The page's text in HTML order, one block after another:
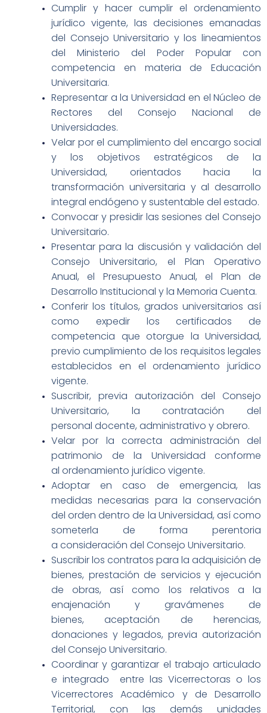
Cumplir y hacer cumplir el ordenamiento
jurídico vigente, las decisiones emanadas
del Consejo Universitario y los lineamientos
del Ministerio del Poder Popular con
competencia en materia de Educación
Universitaria.
Representar a la Universidad en el Núcleo de
Rectores del Consejo Nacional de
Universidades.
Velar por el cumplimiento del encargo social
y los objetivos estratégicos de la
Universidad, orientados hacia la
transformación universitaria y al desarrollo
integral endógeno y sustentable del estado.
Convocar y presidir las sesiones del Consejo
Universitario.
Presentar para la discusión y validación del
Consejo Universitario, el Plan Operativo
Anual, el Presupuesto Anual, el Plan de
Desarrollo Institucional y la Memoria Cuenta.
Conferir los títulos, grados universitarios así
como expedir los certificados de
competencia que otorgue la Universidad,
previo cumplimiento de los requisitos legales
establecidos en el ordenamiento jurídico
vigente.
Suscribir, previa autorización del Consejo
Universitario, la contratación del
personal docente, administrativo y obrero.
Velar por la correcta administración del
patrimonio de la Universidad conforme
al ordenamiento jurídico vigente.
Adoptar en caso de emergencia, las
medidas necesarias para la conservación
del orden dentro de la Universidad, así como
someterla de forma perentoria
a consideración del Consejo Universitario.
Suscribir los contratos para la adquisición de
bienes, prestación de servicios y ejecución
de obras, así como los relativos a la
enajenación y gravámenes de
bienes,aceptación de herencias,
donaciones y legados, previa autorización
del Consejo Universitario.
Coordinar y garantizar el trabajo articulado
e integrado entre las Vicerrectoras o los
Vicerrectores Académico y de Desarrollo
Territorial, con las demás unidades